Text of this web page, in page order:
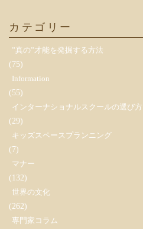
カテゴリー
”真の”才能を発掘する方法
(75)
Information
(55)
インターナショナルスクールの選び方
(29)
キッズスペースプランニング
(7)
マナー
(132)
世界の文化
(262)
専門家コラム